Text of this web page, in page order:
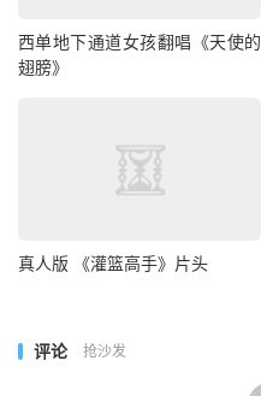
西单地下通道女孩翻唱《天使的
翅膀》
真人版 《灌篮高手》片头
评论 抢沙发